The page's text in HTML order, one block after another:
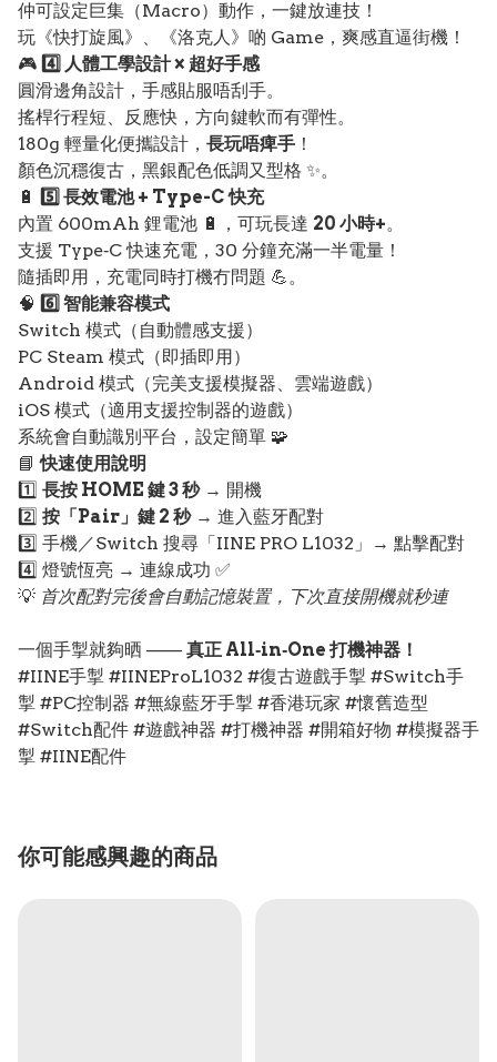
仲可設定巨集（Macro）動作，一鍵放連技！
玩《快打旋風》、《洛克人》啲 Game，爽感直逼街機！
🎮 4️⃣ 人體工學設計 × 超好手感
圓滑邊角設計，手感貼服唔刮手。
搖桿行程短、反應快，方向鍵軟而有彈性。
180g 輕量化便攜設計， 長玩唔痺手 ！
顏色沉穩復古，黑銀配色低調又型格 ✨。
🔋
5️⃣ 長效電池 + Type-C 快充
內置 600mAh 鋰電池 🔋，可玩長達 20 小時+。
支援 Type‑C 快速充電，30 分鐘充滿一半電量！
隨插即用，充電同時打機冇問題 💪。
🧠 6️⃣ 智能兼容模式
Switch 模式（自動體感支援）
PC Steam 模式（即插即用）
Android 模式（完美支援模擬器、雲端遊戲）
iOS 模式（適用支援控制器的遊戲）
系統會自動識別平台，設定簡單 🧩
📘快速使用說明
1️⃣ 長按 HOME 鍵 3 秒→ 開機
2️⃣ 按「Pair」鍵 2 秒→ 進入藍牙配對
3️⃣ 手機／Switch 搜尋「IINE PRO L1032」→ 點擊配對
4️⃣ 燈號恆亮 → 連線成功 ✅
💡 首次配對完後會自動記憶裝置，下次直接開機就秒連
一個手掣就夠晒 —— 真正 All‑in‑One 打機神器！
#IINE手掣 #IINEProL1032 #復古遊戲手掣 #Switch手
掣 #PC控制器 #無線藍牙手掣 #香港玩家 #懷舊造型
#Switch配件 #遊戲神器 #打機神器 #開箱好物 #模擬器手
掣 #IINE配件
你可能感興趣的商品